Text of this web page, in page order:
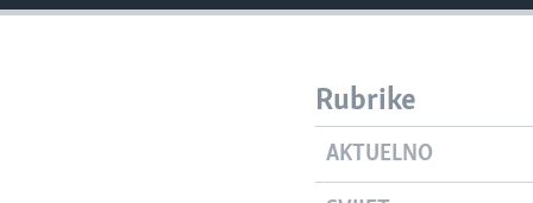
Rubrike
AKTUELNO